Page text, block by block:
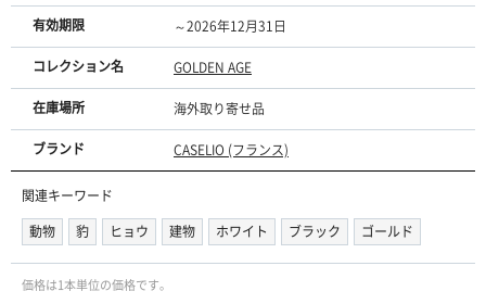
有効期限 ～2026年12月31日
コレクション名 GOLDEN AGE
在庫場所 海外取り寄せ品
ブランド CASELIO (フランス)
関連キーワード
動物
豹 ヒョウ 建物 ホワイト ブラック ゴールド
価格は1本単位の価格です｡